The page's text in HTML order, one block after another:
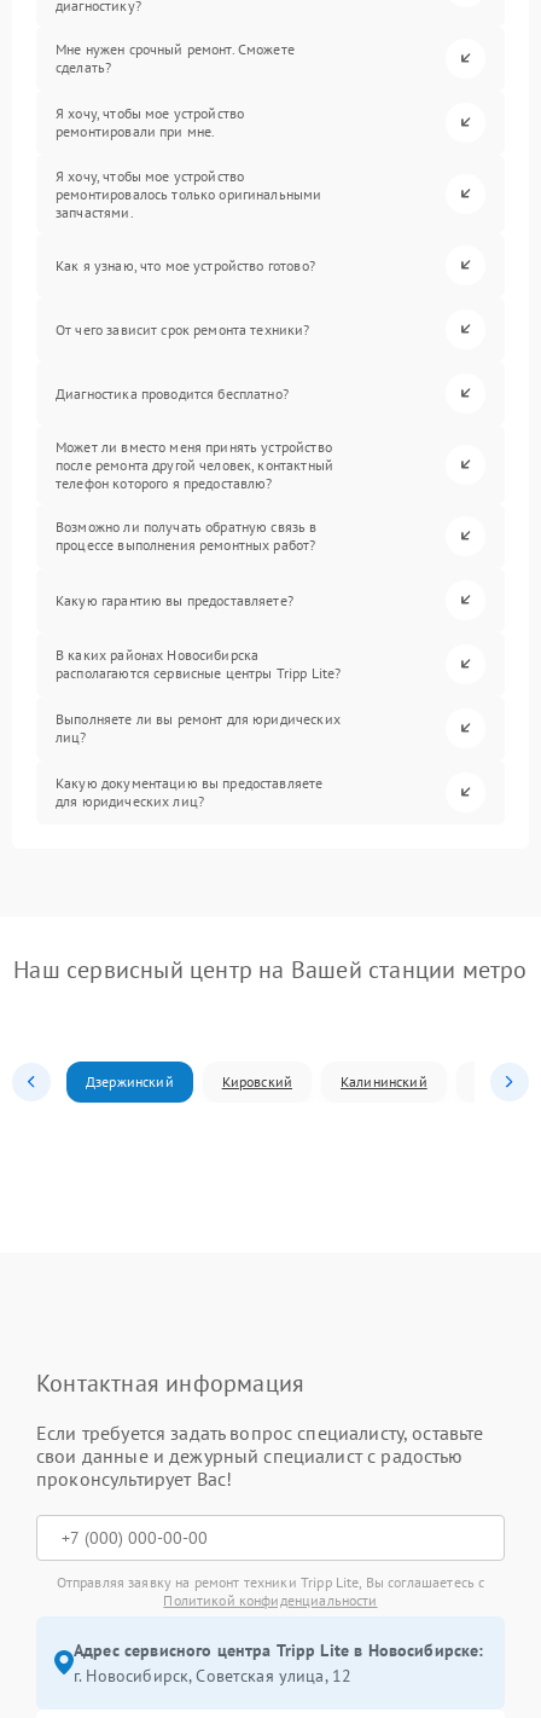
диагностику?
Мне нужен срочный ремонт. Сможете
сделать?
Я хочу, чтобы мое устройство
ремонтировали при мне.
Я хочу, чтобы мое устройство
ремонтировалось только оригинальными
запчастями.
Как я узнаю, что мое устройство готово?
От чего зависит срок ремонта техники?
Диагностика проводится бесплатно?
Может ли вместо меня принять устройство
после ремонта другой человек, контактный
телефон которого я предоставлю?
Возможно ли получать обратную связь в
процессе выполнения ремонтных работ?
Какую гарантию вы предоставляете?
В каких районах Новосибирска
располагаются сервисные центры Tripp Lite?
Выполняете ли вы ремонт для юридических
лиц?
Какую документацию вы предоставляете
для юридических лиц?
Наш сервисный центр на Вашей станции метро
Дзержинский Кировский Калининский
Контактная информация
Если требуется задать вопрос специалисту, оставьте
свои данные и дежурный специалист с радостью
проконсультирует Вас!
Отправляя заявку на ремонт техники Tripp Lite, Вы соглашаетесь с
Политикой конфиденциальности
Адрес сервисного центра Tripp Lite в Новосибирске:
г. Новосибирск, Советская улица, 12